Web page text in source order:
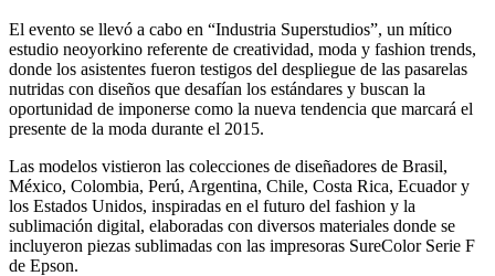
El evento se llevó a cabo en “Industria Superstudios”, un mítico
estudio neoyorkino referente de creatividad, moda y fashion trends,
donde los asistentes fueron testigos del despliegue de las pasarelas
nutridas con diseños que desafían los estándares y buscan la
oportunidad de imponerse como la nueva tendencia que marcará el
presente de la moda durante el 2015.
Las modelos vistieron las colecciones de diseñadores de Brasil,
México, Colombia, Perú, Argentina, Chile, Costa Rica, Ecuador y
los Estados Unidos, inspiradas en el futuro del fashion y la
sublimación digital, elaboradas con diversos materiales donde se
incluyeron piezas sublimadas con las impresoras SureColor Serie F
de Epson.